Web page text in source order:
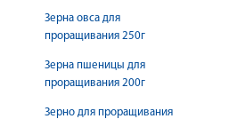
Зерна овса для
проращивания 250г
Зерна пшеницы для
проращивания 200г
Зерно для проращивания